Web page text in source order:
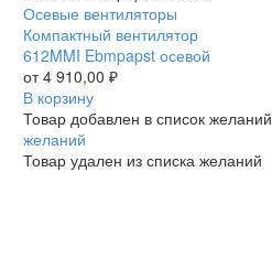
Компактный
вентилятор
612MMI
Ebmpapst
осевой
Осевые вентиляторы
Компактный вентилятор
612MMI Ebmpapst осевой
от4 910,00 ₽
В корзину
Товар добавлен в список желаний
желаний
Товар удален из списка желаний